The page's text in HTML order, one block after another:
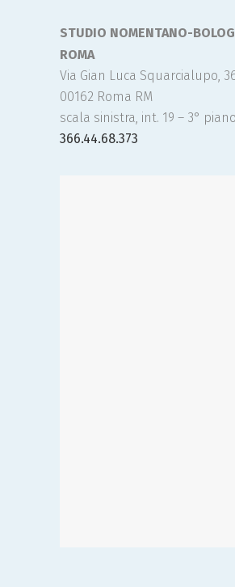
STUDIO NOMENTANO-
ROMA
Via Gian Luca Squarcialupo,
00162 Roma RM
scala sinistra, int. 19 – 3°
366.44.68.373